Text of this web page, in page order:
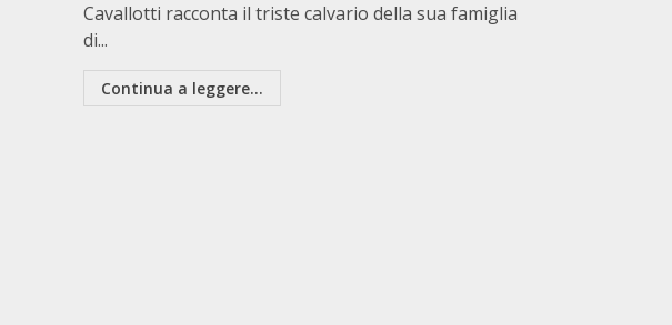
Cavallotti racconta il triste calvario della sua famiglia
di...
Continua a leggere...